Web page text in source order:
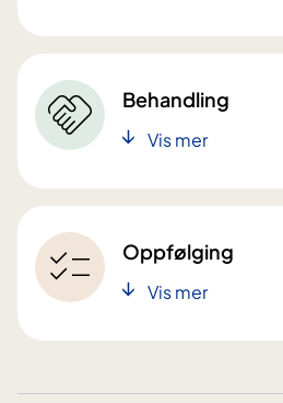
Behandling
Vis mer
Oppfølging
Vis mer